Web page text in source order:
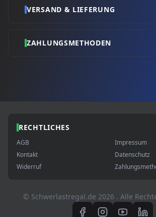
VERSAND & LIEFERUNG
ZAHLUNGSMETHODEN
RECHTLICHES
AGB
Impressum
Kontakt
Datenschutz
Widerruf
© Schwerlastregal.de 2026 . Alle